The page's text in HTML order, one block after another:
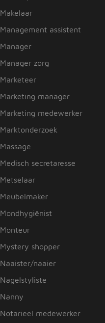
Makelaar
Management assistent
Manager
Manager zorg
Marketeer
Marketing manager
Marketing medewerker
Marktonderzoek
Massage
Medisch secretaresse
Metselaar
Meubelmaker
Mondhygiënist
Monteur
Mystery shopper
Naaister/naaier
Nagelstyliste
Nanny
Notarieel medewerker